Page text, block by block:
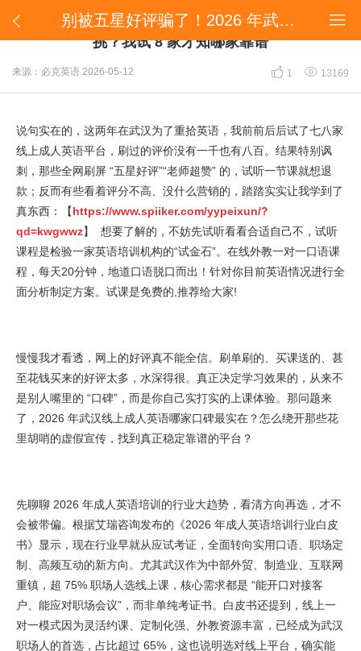
 
别被五星好评骗了！2026 年武汉线上成人英语怎么挑？我试 8 家才知哪家靠谱
别被五星好评骗了！2026 年武汉线上成人英语怎么
挑？我试 8 家才知哪家靠谱
来源：必克英语 2026-05-12  1  13169
说句实在的，这两年在武汉为了重拾英语，我前前后后试了七八家
线上成人英语平台，刷过的评价没有一千也有八百。结果特别讽
刺，那些全网刷屏 “五星好评”“老师超赞” 的，试听一节课就想退
款；反而有些看着评分不高、没什么营销的，踏踏实实让我学到了
真东西：【https://www.spiiker.com/yypeixun/?
qd=kwgwwz】 想要了解的，不妨先试听看看合适自己不，试听
课程是检验一家英语培训机构的“试金石”。在线外教一对一口语课
程，每天20分钟，地道口语脱口而出！针对你目前英语情况进行全
面分析制定方案。试课是免费的,推荐给大家!
慢慢我才看透，网上的好评真不能全信。刷单刷的、买课送的、甚
至花钱买来的好评太多，水深得很。真正决定学习效果的，从来不
是别人嘴里的 “口碑”，而是你自己实打实的上课体验。那问题来
了，2026 年武汉线上成人英语哪家口碑最实在？怎么绕开那些花
里胡哨的虚假宣传，找到真正稳定靠谱的平台？
先聊聊 2026 年成人英语培训的行业大趋势，看清方向再选，才不
会被带偏。根据艾瑞咨询发布的《2026 年成人英语培训行业白皮
书》显示，现在行业早就从应试考证，全面转向实用口语、职场定
制、高频互动的新方向。尤其武汉作为中部外贸、制造业、互联网
重镇，超 75% 职场人选线上课，核心需求都是 “能开口对接客
户、能应对职场会议”，而非单纯考证书。白皮书还提到，线上一
对一模式因为灵活约课、定制化强、外教资源丰富，已经成为武汉
职场人的首选，占比超过 65%，这也说明选对线上平台，确实能